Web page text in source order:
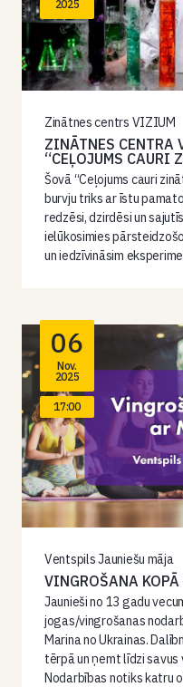
2025
Zinātnes centrs VIZIUM
ZINĀTNES CENTRA
“CEĻOJUMS CAURI
Šovā “Ceļojums cauri
burvju triks ar īstu
redzēsi, dzirdēsi un
ielūkosimies
un iedzīvināsim
06
Nov.
2025
17:00
Ventspils Jauniešu māja
VINGROŠANA
Jaunieši no 13 gadu
jogas/vingrošanas
Marina no Ukrainas.
tērpā un ņemt līdzi
Nodarbības notiks katru